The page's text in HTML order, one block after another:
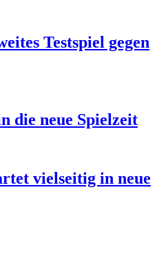
Testspiel gegen
die neue Spielzeit
vielseitig in neue